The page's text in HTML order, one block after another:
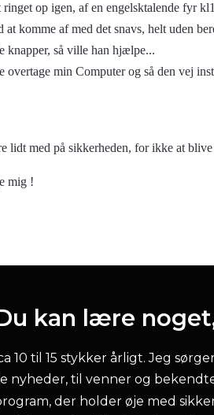
op igen, af en engelsktalende fyr
komme af med det snavs, helt uden
knapper, så ville han hjælpe...
overtage min Computer og så den vej
lidt med på sikkerheden, for ikke at blive
mig !
kan lære
10 til 15 stykker årligt. Jeg
nyheder, til venner og
der holder øje med